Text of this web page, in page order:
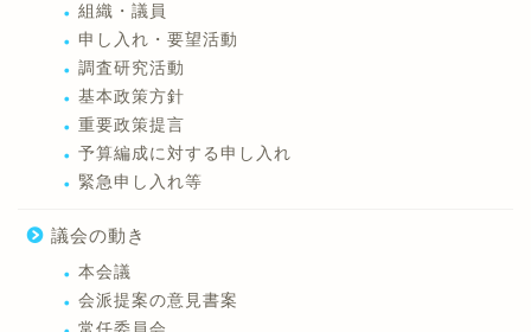
組織・議員
申し入れ・要望活動
調査研究活動
基本政策方針
重要政策提言
予算編成に対する申し入れ
緊急申し入れ等
議会の動き
本会議
会派提案の意見書案